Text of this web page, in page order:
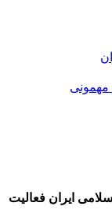
ایران فعالیت